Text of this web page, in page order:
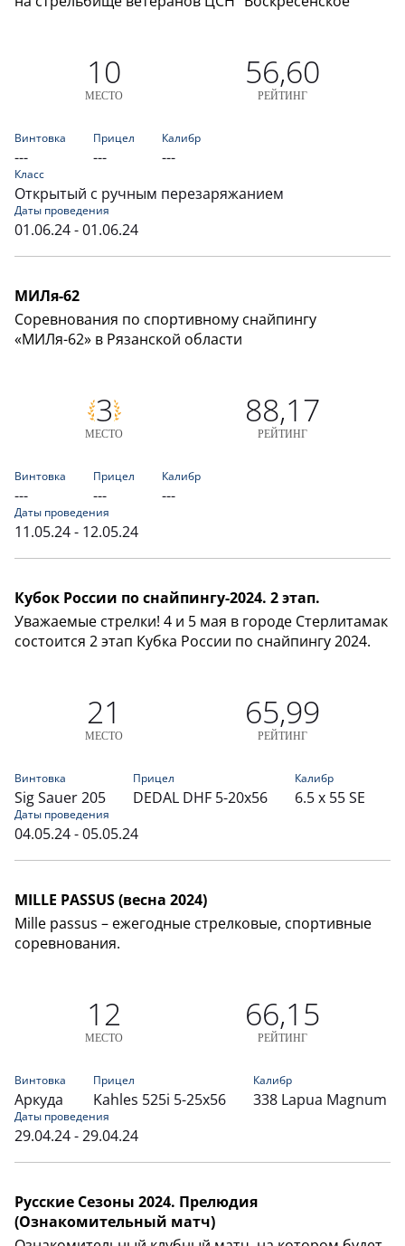
10
МЕСТО
56,60
РЕЙТИНГ
Винтовка
---
Прицел
---
Калибр
---
Класс
Открытый с ручным перезаряжанием
Даты проведения
01.06.24 - 01.06.24
МИЛя-62
Соревнования по спортивному снайпингу
«МИЛя-62» в Рязанской области
3
МЕСТО
88,17
РЕЙТИНГ
Винтовка
---
Прицел
---
Калибр
---
Даты проведения
11.05.24 - 12.05.24
Кубок России по снайпингу-2024. 2 этап.
Уважаемые стрелки! 4 и 5 мая в городе Стерлитамак
состоится 2 этап Кубка России по снайпингу 2024.
21
МЕСТО
65,99
РЕЙТИНГ
Винтовка
Sig Sauer 205
Прицел
DEDAL DHF 5-20x56
Калибр
6.5 x 55 SE
Даты проведения
04.05.24 - 05.05.24
MILLE PASSUS (весна 2024)
Mille passus – ежегодные стрелковые, спортивные
соревнования.
12
МЕСТО
66,15
РЕЙТИНГ
Винтовка
Аркуда
Прицел
Kahles 525i 5-25x56
Калибр
338 Lapua Magnum
Даты проведения
29.04.24 - 29.04.24
Русские Сезоны 2024. Прелюдия
(Ознакомительный матч)